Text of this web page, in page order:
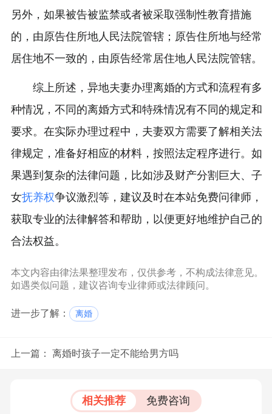
另外，如果被告被监禁或者被采取强制性教育措施
的，由原告住所地人民法院管辖；原告住所地与经常
居住地不一致的，由原告经常居住地人民法院管辖。
综上所述，异地夫妻办理离婚的方式和流程有多
种情况，不同的离婚方式和特殊情况有不同的规定和
要求。在实际办理过程中，夫妻双方需要了解相关法
律规定，准备好相应的材料，按照法定程序进行。如
果遇到复杂的法律问题，比如涉及财产分割巨大、子
女抚养权争议激烈等，建议及时在本站免费问律师，
获取专业的法律解答和帮助，以便更好地维护自己的
合法权益。
本文内容由律法果整理发布，仅供参考，不构成法律意见。
如遇类似问题，建议咨询专业律师或法律顾问。
进一步了解： 离婚
上一篇： 离婚时孩子一定不能给男方吗
相关推荐 免费咨询